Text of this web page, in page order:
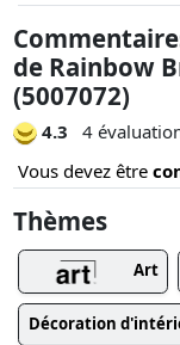
de Rainbow
(5007072)
4.3
4
Vous devez être
Thèmes
Art
Décoration